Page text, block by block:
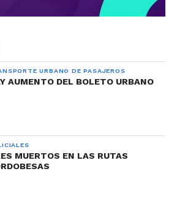
URBANO DE PASAJEROS
AUMENTO DEL BOLETO URBANO
MUERTOS EN LAS RUTAS